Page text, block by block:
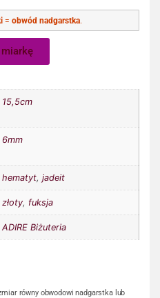
= obwód nadgarstka.
15,5cm
6mm
hematyt, jadeit
złoty, fuksja
ADIRE Biżuteria
równy obwodowi nadgarstka lub